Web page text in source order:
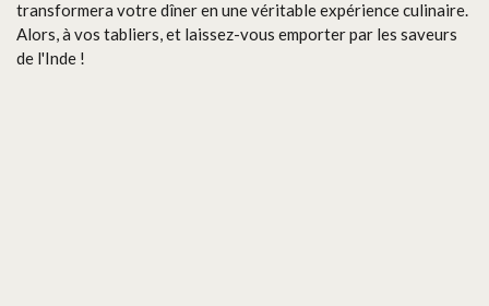
transformera votre dîner en une véritable expérience culinaire.
Alors, à vos tabliers, et laissez-vous emporter par les saveurs
de l'Inde !